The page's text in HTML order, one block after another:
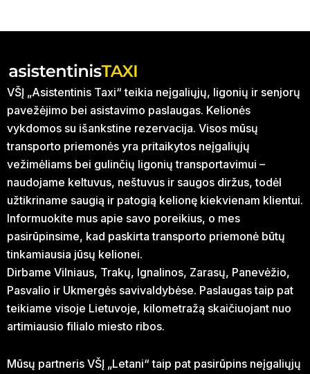
VŠĮ „Asistentinis Taxi“ teikia neįgaliųjų, ligonių ir senjorų
pavežėjimo bei asistavimo paslaugas. Kelionės
vykdomos su išankstine rezervacija. Visos mūsų
transporto priemonės yra pritaikytos neįgaliųjų
vežimėliams bei gulinčių ligonių transportavimui –
naudojame keltuvus, neštuvus ir saugos diržus, todėl
užtikriname saugią ir patogią kelionę kiekvienam klientui.
Informuokite mus apie savo poreikius, o mes
pasirūpinsime, kad paskirta transporto priemonė būtų
tinkamiausia jūsų kelionei.
Dirbame Vilniaus, Trakų, Ignalinos, Zarasų, Panevėžio,
Pasvalio ir Ukmergės savivaldybėse. Paslaugas taip pat
teikiame visoje Lietuvoje, kilometražą skaičiuojant nuo
artimiausio filialo miesto ribos.
Mūsų partneris VŠĮ „Letani“ taip pat pasirūpins neįgaliųjų